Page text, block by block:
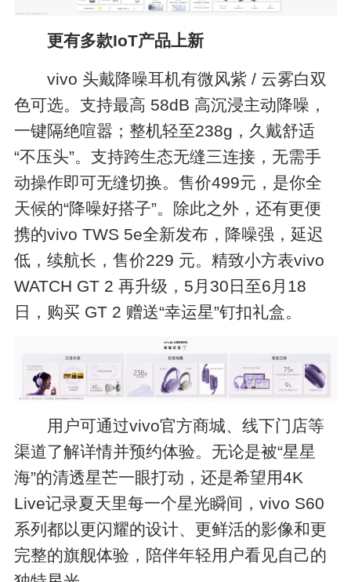
更有多款IoT产品上新
vivo 头戴降噪耳机有微风紫 / 云雾白双
色可选。支持最高 58dB 高沉浸主动降噪，
一键隔绝喧嚣；整机轻至238g，久戴舒适
“不压头”。支持跨生态无缝三连接，无需手
动操作即可无缝切换。售价499元，是你全
天候的“降噪好搭子”。除此之外，还有更便
携的vivo TWS 5e全新发布，降噪强，延迟
低，续航长，售价229 元。精致小方表vivo
WATCH GT 2 再升级，5月30日至6月18
日，购买 GT 2 赠送“幸运星”钉扣礼盒。
用户可通过vivo官方商城、线下门店等
渠道了解详情并预约体验。无论是被“星星
海”的清透星芒一眼打动，还是希望用4K
Live记录夏天里每一个星光瞬间，vivo S60
系列都以更闪耀的设计、更鲜活的影像和更
完整的旗舰体验，陪伴年轻用户看见自己的